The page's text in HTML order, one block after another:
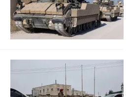
Thị trường
Tư vấn